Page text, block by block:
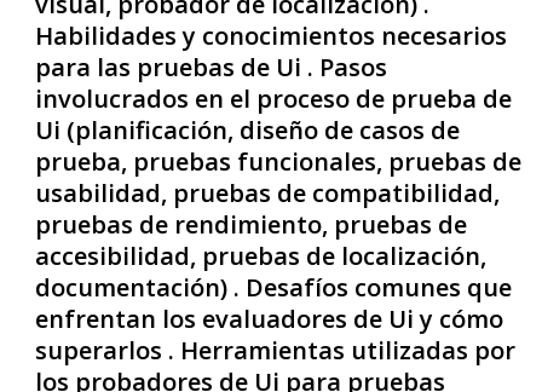
Habilidades y conocimientos necesarios
para las pruebas de Ui . Pasos
involucrados en el proceso de prueba de
Ui (planificación, diseño de casos de
prueba, pruebas funcionales, pruebas de
usabilidad, pruebas de compatibilidad,
pruebas de rendimiento, pruebas de
accesibilidad, pruebas de localización,
documentación) . Desafíos comunes que
enfrentan los evaluadores de Ui y cómo
superarlos . Herramientas utilizadas por
los probadores de Ui para pruebas